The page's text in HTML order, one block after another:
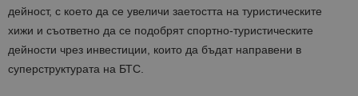
дейност, с което да се увеличи заетостта на туристическите
хижи и съответно да се подобрят спортно-туристическите
дейности чрез инвестиции, които да бъдат направени в
суперструктурата на БТС.
Google
Analytics -